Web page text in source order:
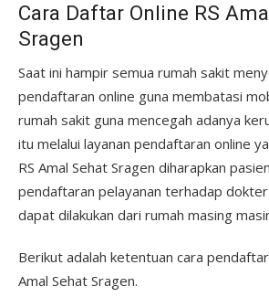
Cara Daftar Online RS
Sragen
Saat ini hampir semua rumah sakit
pendaftaran online guna membatasi
rumah sakit guna mencegah adanya
itu melalui layanan pendaftaran online
RS Amal Sehat Sragen diharapkan
pendaftaran pelayanan terhadap
dapat dilakukan dari rumah masing
Berikut adalah ketentuan cara
Amal Sehat Sragen.